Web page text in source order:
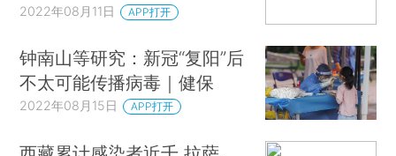
2022年08月11日 APP打开
钟南山等研究：新冠“复阳”后
不太可能传播病毒｜健保
2022年08月15日 APP打开